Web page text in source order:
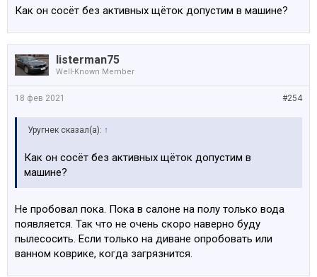
несъёмный, но меняется за 5 минут, надо открутить
пару винтов. Купить его можно везде, по крайней
мере сейчас.
Общее впечатление пока хорошее. Dyson V11 мне
понравился бы больше наверно, но и цена его
минимум в 2 раза больше. Думаю, соотношение цена/
качество у Xiaomi лучше. Если судить по отзывам на
Как он сосёт без активных щёток допустим в машине?
listerman75
Well-Known Member
#254
18 фев 2021
Уругнек сказал(а): ↑
Как он сосёт без активных щёток допустим в
машине?
Не пробовал пока. Пока в салоне на полу только вода
появляется. Так что не очень скоро наверно буду
пылесосить. Если только на диване опробовать или
ванном коврике, когда загрязнится.